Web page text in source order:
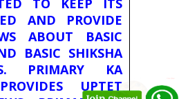
TO KEEP ITS
AND PROVIDE
ABOUT BASIC
BASIC SHIKSHA
PRIMARY KA
UPTET